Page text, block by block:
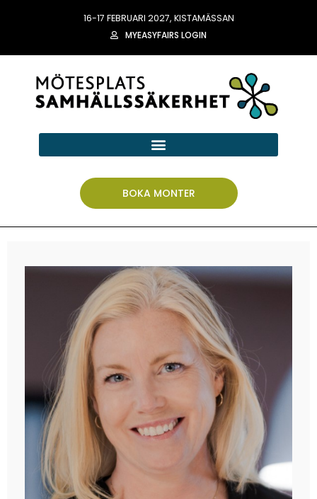
16-17 FEBRUARI 2027, KISTAMÄSSAN
MYEASYFAIRS LOGIN
BOKA MONTER